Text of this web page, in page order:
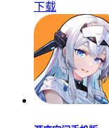
下载